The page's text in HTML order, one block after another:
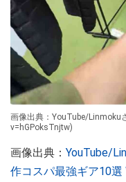
画像出典：YouTube/
v=hGPoksTnjtw)
画像出典： YouTube/
作コスパ最強ギア10選